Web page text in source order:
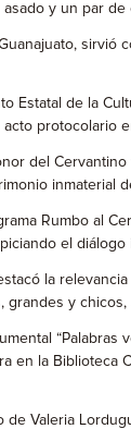
y un par
Estatal de la
protocolario
del
Rumbo al
el
la
y chicos,
la
Valeria